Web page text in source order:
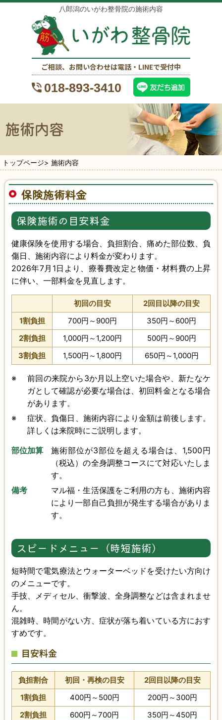
八郎潟のいがわ整骨院の施術内容
ご相談、お問い合わせは電話・LINEで受付中
018-893-3410
トップページ> 施術内容
保険施術料金
保険施術の目安料金
健康保険を使用する場合、負担割合、痛めた部位数、負
傷日、施術内容により料金が変わります。
2026年7月1日より、療養費改定と物価・材料費の上昇
に伴い、一部料金を見直します。
初回の目安
2回目以降の目安
1割負担
700円～900円
350円～600円
2割負担
1,000円～1,200円
500円～900円
3割負担
1,500円～1,800円 650円～1,000円
※
前回の来院から3か月以上空いた場合や、新たなケ
ガとして確認が必要な場合は、初回料金となる場合
があります。
※
症状、負傷日、施術内容により金額は前後します。
詳しくは来院時にご説明します。
部位加算
施術部位が3部位を超える場合は、1,500円
（税込）の全身調整コースにて対応いたしま
す。
備考
マル福・生活保護をご利用の方も、施術内容
により一部自己負担が発生する場合がありま
す。
スピードメニュー（時短施術）
短時間で電気療法とウォーターベッドを受けたい方向け
のメニューです。
手技、メディセル、衝撃波、全身調整などは含まれませ
ん。
混雑時、時間がない方、症状が落ち着いている方におす
すめです。
目安料金
負担割合 初回・再検の目安
2回目以降の目安
1割負担
400円～500円
200円～300円
2割負担
600円～700円
350円～450円